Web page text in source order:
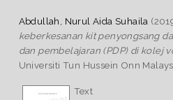
Abdullah, Nurul Aida Suhaila
keberkesanan kit penyongsang
dan pembelajaran (PDP) di kolej
Universiti Tun Hussein Onn
Text